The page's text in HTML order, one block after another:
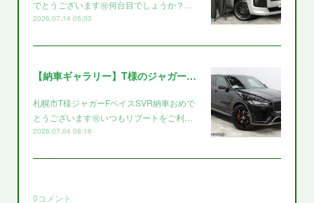
でとうございます㊗️何台目でしょうか？…
2026.07.14 05:03
【納車ギャラリー】T様のジャガー～～
札幌市T様ジャガーFペイスSVR納車おめで
とうございます㊗️いつもリブートをご利…
2026.07.04 08:16
0コメント